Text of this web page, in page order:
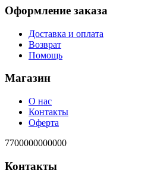
Оформление заказа
Доставка и оплата
Возврат
Помощь
Магазин
О нас
Контакты
Оферта
7700000000000
Контакты